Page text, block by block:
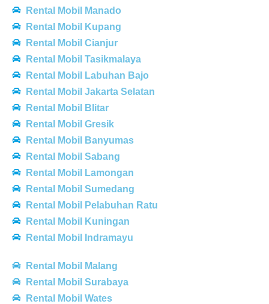
Rental Mobil Manado
Rental Mobil Kupang
Rental Mobil Cianjur
Rental Mobil Tasikmalaya
Rental Mobil Labuhan Bajo
Rental Mobil Jakarta Selatan
Rental Mobil Blitar
Rental Mobil Gresik
Rental Mobil Banyumas
Rental Mobil Sabang
Rental Mobil Lamongan
Rental Mobil Sumedang
Rental Mobil Pelabuhan Ratu
Rental Mobil Kuningan
Rental Mobil Indramayu
Rental Mobil Malang
Rental Mobil Surabaya
Rental Mobil Wates